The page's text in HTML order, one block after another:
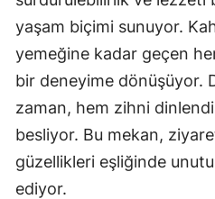
yaşam biçimi sunuyor.
yemeğine kadar geçen
bir deneyime dönüşüyor.
zaman, hem zihni
besliyor. Bu mekan,
güzellikleri eşliğinde
ediyor.